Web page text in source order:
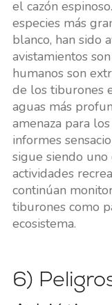
el cazón
especies más
blanco, han sido
avistamientos
humanos son
de los tiburones
aguas más
amenaza para
informes
sigue siendo
actividades
continúan
tiburones como
ecosistema.
6)